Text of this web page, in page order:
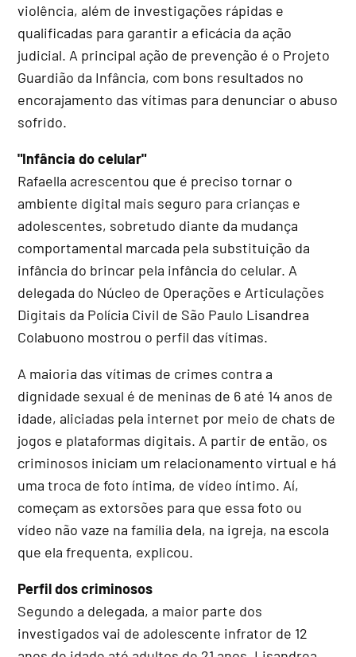
violência, além de investigações rápidas e
qualificadas para garantir a eficácia da ação
judicial. A principal ação de prevenção é o Projeto
Guardião da Infância, com bons resultados no
encorajamento das vítimas para denunciar o abuso
sofrido.
"Infância do celular"
Rafaella acrescentou que é preciso tornar o
ambiente digital mais seguro para crianças e
adolescentes, sobretudo diante da mudança
comportamental marcada pela substituição da
infância do brincar pela infância do celular. A
delegada do Núcleo de Operações e Articulações
Digitais da Polícia Civil de São Paulo Lisandrea
Colabuono mostrou o perfil das vítimas.
A maioria das vítimas de crimes contra a
dignidade sexual é de meninas de 6 até 14 anos de
idade, aliciadas pela internet por meio de chats de
jogos e plataformas digitais. A partir de então, os
criminosos iniciam um relacionamento virtual e há
uma troca de foto íntima, de vídeo íntimo. Aí,
começam as extorsões para que essa foto ou
vídeo não vaze na família dela, na igreja, na escola
que ela frequenta, explicou.
Perfil dos criminosos
Segundo a delegada, a maior parte dos
investigados vai de adolescente infrator de 12